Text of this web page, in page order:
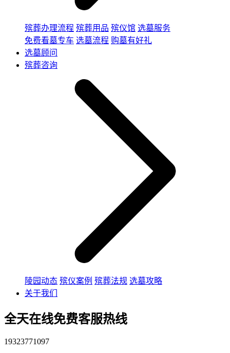
殡葬办理流程 殡葬用品 殡仪馆 选墓服务
免费看墓专车 选墓流程 购墓有好礼
选墓顾问
殡葬咨询
陵园动态 殡仪案例 殡葬法规 选墓攻略
关于我们
全天在线免费客服热线
19323771097